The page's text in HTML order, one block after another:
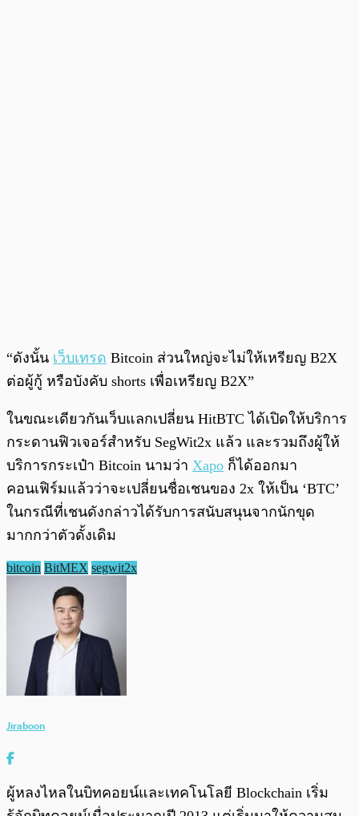
“ดังนั้น เว็บเทรด Bitcoin ส่วนใหญ่จะไม่ให้เหรียญ B2X
ต่อผู้กู้ หรือบังคับ shorts เพื่อเหรียญ B2X”
ในขณะเดียวกันเว็บแลกเปลี่ยน HitBTC ได้เปิดให้บริการ
กระดานฟิวเจอร์สำหรับ SegWit2x แล้ว และรวมถึงผู้ให้
บริการกระเป๋า Bitcoin นามว่า Xapo ก็ได้ออกมา
คอนเฟิร์มแล้วว่าจะเปลี่ยนชื่อเชนของ 2x ให้เป็น ‘BTC’
ในกรณีที่เชนดังกล่าวได้รับการสนับสนุนจากนักขุด
มากกว่าตัวดั้งเดิม
bitcoin BitMEX segwit2x
Jiraboon
ผู้หลงไหลในบิทคอยน์และเทคโนโลยี Blockchain เริ่ม